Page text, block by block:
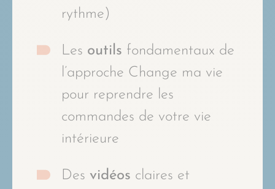
rythme)
Les outils fondamentaux de
l’approche Change ma vie
pour reprendre les
commandes de votre vie
intérieure
Des vidéos claires et